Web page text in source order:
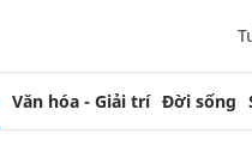
Văn hóa - Giải trí Đời sống